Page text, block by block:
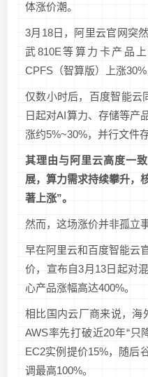
体涨价潮。
3月18日，阿里云官网突
武810E等算力卡产品
CPFS（智算版）上涨
仅数小时后，百度智能云
日起对AI算力、存储等产
涨约5%~30%，并行文件
其理由与阿里云高度一
展，算力需求持续攀升，
著上涨”。
然而，这场涨价并非孤立事
早在阿里云和百度智能云
价，宣布自3月13日起对
心产品涨幅高达400%。
相比国内云厂商来说，海
AWS率先打破近20年“只
EC2实例提价15%，随后
调最高100%。